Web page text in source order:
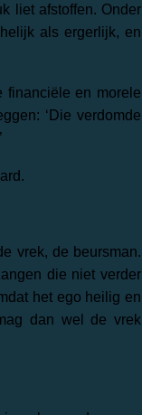
liet afstoffen. Onder
als ergerlijk, en
financiële en morele
‘Die verdomde
vrek, de beursman.
die niet verder
het ego heilig en
dan wel de vrek